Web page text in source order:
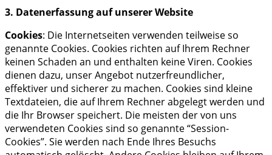
3. Datenerfassung auf unserer Website
Cookies: Die Internetseiten verwenden teilweise so
genannte Cookies. Cookies richten auf Ihrem Rechner
keinen Schaden an und enthalten keine Viren. Cookies
dienen dazu, unser Angebot nutzerfreundlicher,
effektiver und sicherer zu machen. Cookies sind kleine
Textdateien, die auf Ihrem Rechner abgelegt werden und
die Ihr Browser speichert. Die meisten der von uns
verwendeten Cookies sind so genannte “Session-
Cookies”. Sie werden nach Ende Ihres Besuchs